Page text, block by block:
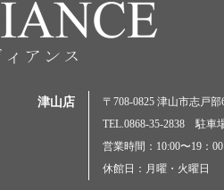
津山店
〒708-0825 津山市志戸部
TEL.0868-35-2838 駐車
営業時間：10:00〜19：00
休館日：月曜・火曜日